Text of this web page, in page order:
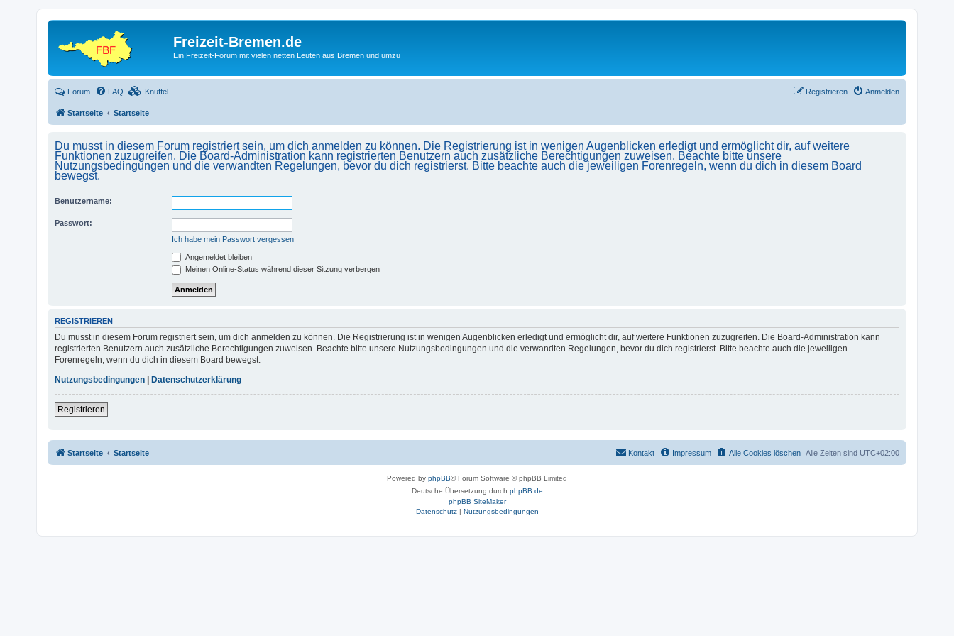
Freizeit-Bremen.de
Ein Freizeit-Forum mit vielen netten Leuten aus Bremen und umzu
Forum FAQ Knuffel Anmelden
Registrieren
Startseite Startseite
Du musst in diesem Forum registriert sein, um dich anmelden zu können. Die Registrierung ist in wenigen Augenblicken erledigt und ermöglicht dir, auf weitere
Funktionen zuzugreifen. Die Board-Administration kann registrierten Benutzern auch zusätzliche Berechtigungen zuweisen. Beachte bitte unsere
Nutzungsbedingungen und die verwandten Regelungen, bevor du dich registrierst. Bitte beachte auch die jeweiligen Forenregeln, wenn du dich in diesem Board
bewegst.
Benutzername:
Passwort:
Ich habe mein Passwort vergessen
Angemeldet bleiben
Meinen Online-Status während dieser Sitzung verbergen
REGISTRIEREN
Du musst in diesem Forum registriert sein, um dich anmelden zu können. Die Registrierung ist in wenigen Augenblicken erledigt und ermöglicht dir, auf weitere Funktionen zuzugreifen. Die Board-Administration kann
registrierten Benutzern auch zusätzliche Berechtigungen zuweisen. Beachte bitte unsere Nutzungsbedingungen und die verwandten Regelungen, bevor du dich registrierst. Bitte beachte auch die jeweiligen
Forenregeln, wenn du dich in diesem Board bewegst.
Nutzungsbedingungen
Datenschutzerklärung
Registrieren
Startseite Startseite Alle Zeiten sind UTC+02:00
Alle Cookies löschen
Impressum
Kontakt
Powered by phpBB® Forum Software © phpBB Limited
Deutsche Übersetzung durch phpBB.de
phpBB SiteMaker
Datenschutz| Nutzungsbedingungen